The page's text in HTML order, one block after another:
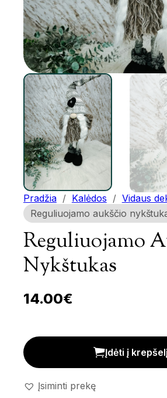
Pradžia / Kalėdos / Vidaus
Reguliuojamo aukščio
Reguliuojamo
Nykštukas
14.00€
Reguliuojamo aukščio nykštukas
Įdėti į
Įsiminti prekę